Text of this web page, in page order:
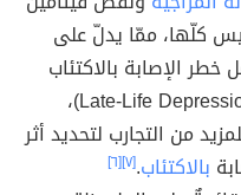
كلّها، ممّا يدلّ على
الإصابة بالاكتئاب
في سنٍّ متأخرة (بالإنجليزية: Late-Life Depression)،
من التجارب لتحديد أثر
بالاكتئاب.[٧] [٦]